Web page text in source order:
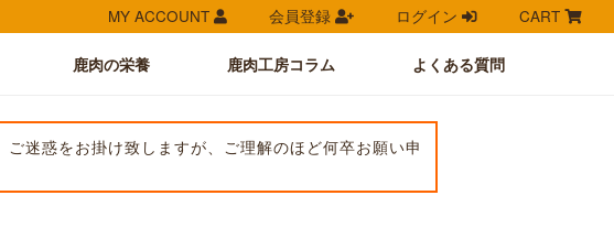
MY ACCOUNT 会員登録 ログイン CART
鹿肉の栄養 鹿肉工房コラム よくある質問
ご迷惑をお掛け致しますが、ご理解のほど何卒お願い申